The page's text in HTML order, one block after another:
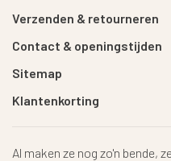
Verzenden & retourneren
Contact & openingstijden
Sitemap
Klantenkorting
Al maken ze nog zo'n bende,